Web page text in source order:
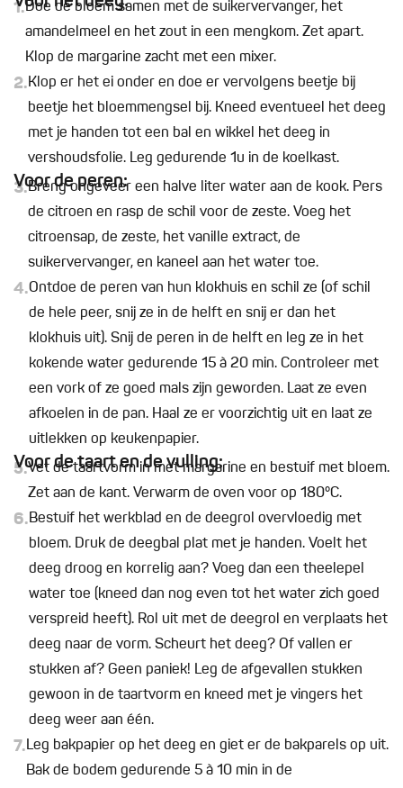
1.Doe de bloem samen met de suikervervanger, het
amandelmeel en het zout in een mengkom. Zet apart.
Klop de margarine zacht met een mixer.
2.Klop er het ei onder en doe er vervolgens beetje bij
beetje het bloemmengsel bij. Kneed eventueel het deeg
met je handen tot een bal en wikkel het deeg in
vershoudsfolie. Leg gedurende 1u in de koelkast.
Voor de peren:
3.Breng ongeveer een halve liter water aan de kook. Pers
de citroen en rasp de schil voor de zeste. Voeg het
citroensap, de zeste, het vanille extract, de
suikervervanger, en kaneel aan het water toe.
4.Ontdoe de peren van hun klokhuis en schil ze (of schil
de hele peer, snij ze in de helft en snij er dan het
klokhuis uit). Snij de peren in de helft en leg ze in het
kokende water gedurende 15 à 20 min. Controleer met
een vork of ze goed mals zijn geworden. Laat ze even
afkoelen in de pan. Haal ze er voorzichtig uit en laat ze
uitlekken op keukenpapier.
Voor de taart en de vulling:
5.Vet de taartvorm in met margarine en bestuif met bloem.
Zet aan de kant. Verwarm de oven voor op 180°C.
6.Bestuif het werkblad en de deegrol overvloedig met
bloem. Druk de deegbal plat met je handen. Voelt het
deeg droog en korrelig aan? Voeg dan een theelepel
water toe (kneed dan nog even tot het water zich goed
verspreid heeft). Rol uit met de deegrol en verplaats het
deeg naar de vorm. Scheurt het deeg? Of vallen er
stukken af? Geen paniek! Leg de afgevallen stukken
gewoon in de taartvorm en kneed met je vingers het
deeg weer aan één.
7.Leg bakpapier op het deeg en giet er de bakparels op uit.
Bak de bodem gedurende 5 à 10 min in de